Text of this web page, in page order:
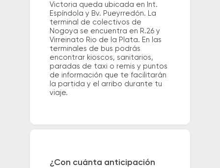
Victoria queda ubicada en Int.
Espíndola y Bv. Pueyrredón. La
terminal de colectivos de
Nogoya se encuentra en R.26 y
Virreinato Rio de la Plata. En las
terminales de bus podrás
encontrar kioscos, sanitarios,
paradas de taxi o remis y puntos
de información que te facilitarán
la partida y el arribo durante tu
viaje.
¿Con cuánta anticipación